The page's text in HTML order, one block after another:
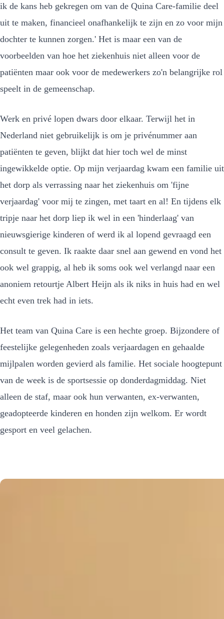
ik de kans heb gekregen om van de Quina Care-familie deel
uit te maken, financieel onafhankelijk te zijn en zo voor mijn
dochter te kunnen zorgen.' Het is maar een van de
voorbeelden van hoe het ziekenhuis niet alleen voor de
patiënten maar ook voor de medewerkers zo'n belangrijke rol
speelt in de gemeenschap.
Werk en privé lopen dwars door elkaar. Terwijl het in
Nederland niet gebruikelijk is om je privénummer aan
patiënten te geven, blijkt dat hier toch wel de minst
ingewikkelde optie. Op mijn verjaardag kwam een familie uit
het dorp als verrassing naar het ziekenhuis om 'fijne
verjaardag' voor mij te zingen, met taart en al! En tijdens elk
tripje naar het dorp liep ik wel in een 'hinderlaag' van
nieuwsgierige kinderen of werd ik al lopend gevraagd een
consult te geven. Ik raakte daar snel aan gewend en vond het
ook wel grappig, al heb ik soms ook wel verlangd naar een
anoniem retourtje Albert Heijn als ik niks in huis had en wel
echt even trek had in iets.
Het team van Quina Care is een hechte groep. Bijzondere of
feestelijke gelegenheden zoals verjaardagen en gehaalde
mijlpalen worden gevierd als familie. Het sociale hoogtepunt
van de week is de sportsessie op donderdagmiddag. Niet
alleen de staf, maar ook hun verwanten, ex-verwanten,
geadopteerde kinderen en honden zijn welkom. Er wordt
gesport en veel gelachen.